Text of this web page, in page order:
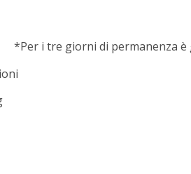
*Per i tre giorni di permanenza è